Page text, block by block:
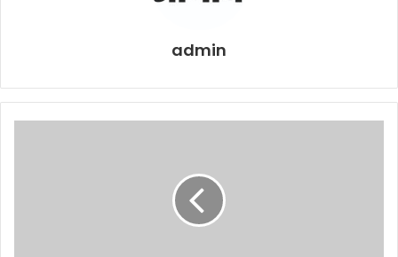
admin